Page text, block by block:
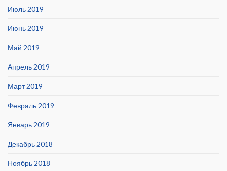
Июль 2019
Июнь 2019
Май 2019
Апрель 2019
Март 2019
Февраль 2019
Январь 2019
Декабрь 2018
Ноябрь 2018